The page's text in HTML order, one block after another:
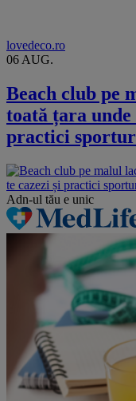
lovedeco.ro
06 AUG.
Beach club pe
toată țara
practici
Adn-ul tău e unic